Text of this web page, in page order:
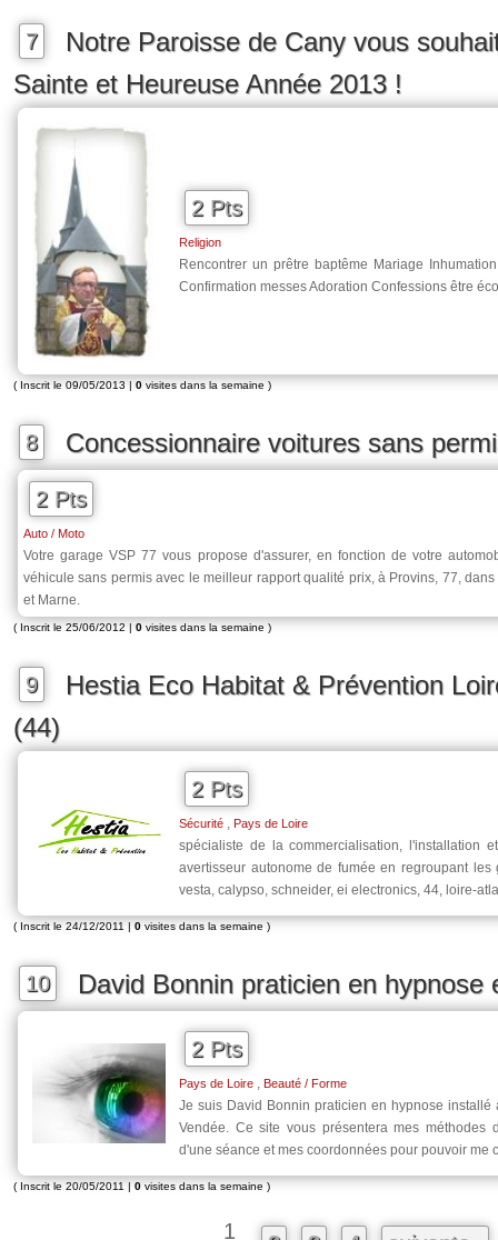
7
Notre Paroisse de Cany vous
Sainte et Heureuse Année 2013 !
2 Pts
Religion
Rencontrer un prêtre baptême Mariage
Confirmation messes Adoration Confessions être
( Inscrit le 09/05/2013 | 0 visites dans la semaine )
8 Concessionnaire voitures sans
2 Pts
Auto / Moto
Votre garage VSP 77 vous propose d'assurer, en fonction de votre
véhicule sans permis avec le meilleur rapport qualité prix, à Provins, 77,
et Marne.
( Inscrit le 25/06/2012 | 0 visites dans la semaine )
9
Hestia Eco Habitat & Prévention
(44)
2 Pts
Sécurité , Pays de Loire
spécialiste de la commercialisation, l'installation
avertisseur autonome de fumée en regroupant les
vesta, calypso, schneider, ei electronics, 44, loire-
( Inscrit le 24/12/2011 | 0 visites dans la semaine )
10 David Bonnin praticien en hypnose
2 Pts
Pays de Loire , Beauté / Forme
Je suis David Bonnin praticien en hypnose
Vendée. Ce site vous présentera mes méthodes
d'une séance et mes coordonnées pour pouvoir me
( Inscrit le 20/05/2011 | 0 visites dans la semaine )
1